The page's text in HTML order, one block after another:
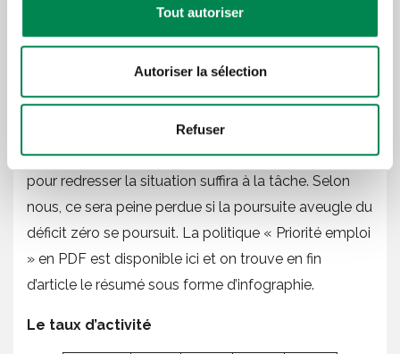
Tout autoriser
Autoriser la sélection
Refuser
de mieux traverser que d’habitude la récession et
surtout de ne pas être entraîné dans les abîmes par
la situation aux États-Unis. On verra si la politique
« Priorité emploi », dévoilée le 7 octobre 2013 par le
gouvernement Marois, comme plan économique
pour redresser la situation suffira à la tâche. Selon
nous, ce sera peine perdue si la poursuite aveugle du
déficit zéro se poursuit. La politique « Priorité emploi
» en PDF est disponible ici et on trouve en fin
d’article le résumé sous forme d’infographie.
Le taux d’activité